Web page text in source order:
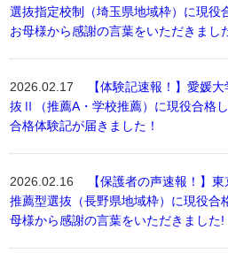
選抜指定校制（埼玉県地域枠）に現役
お母様から感謝の言葉をいただきまし
2026.02.17
【体験記速報！】愛媛
抜Ⅱ（推薦A・学校推薦）に現役合格
合格体験記が届きました！
2026.02.16
【保護者の声速報！】
推薦型選抜（長野県地域枠）に現役合
母様から感謝の言葉をいただきました!